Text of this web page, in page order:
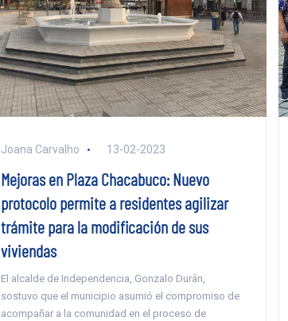
Joana Carvalho 13-02-2023
Mejoras en Plaza Chacabuco: Nuevo
protocolo permite a residentes agilizar
trámite para la modificación de sus
viviendas
El alcalde de Independencia, Gonzalo Durán,
sostuvo que el municipio asumió el compromiso de
acompañar a la comunidad en el proceso de